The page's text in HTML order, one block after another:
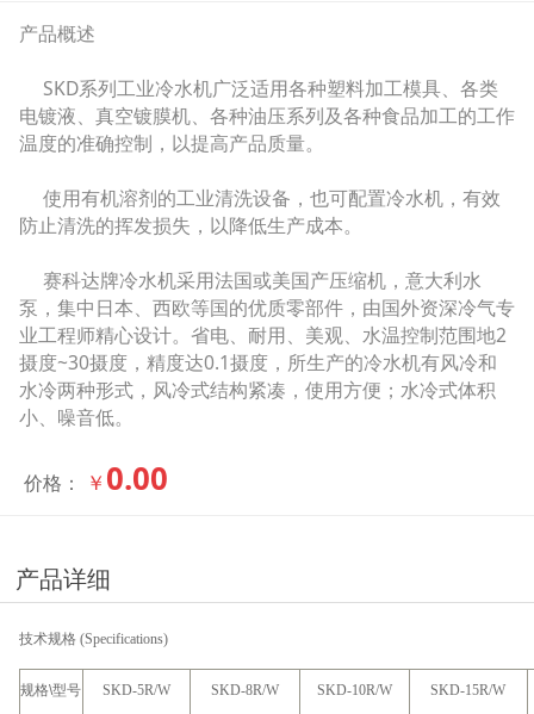
产品概述
SKD系列工业冷水机广泛适用各种塑料加工模具、各类
电镀液、真空镀膜机、各种油压系列及各种食品加工的工作
温度的准确控制，以提高产品质量。
使用有机溶剂的工业清洗设备，也可配置冷水机，有效
防止清洗的挥发损失，以降低生产成本。
赛科达牌冷水机采用法国或美国产压缩机，意大利水
泵，集中日本、西欧等国的优质零部件，由国外资深冷气专
业工程师精心设计。省电、耐用、美观、水温控制范围地2
摄度~30摄度，精度达0.1摄度，所生产的冷水机有风冷和
水冷两种形式，风冷式结构紧凑，使用方便；水冷式体积
小、噪音低。
价格： ￥ 0.00
产品详细
技术规格(Specifications)
规格\型号 SKD-5R/W SKD-8R/W SKD-10R/W SKD-15R/W